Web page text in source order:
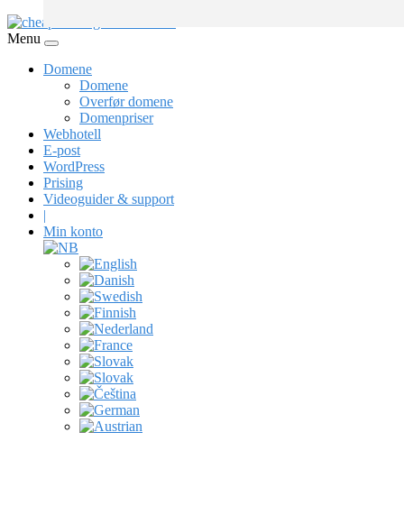
Menu
Domene
Domene
Overfør domene
Domenpriser
Webhotell
E-post
WordPress
Prising
Videoguider & support
|
Min konto